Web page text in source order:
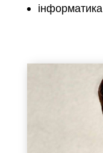
інформатика